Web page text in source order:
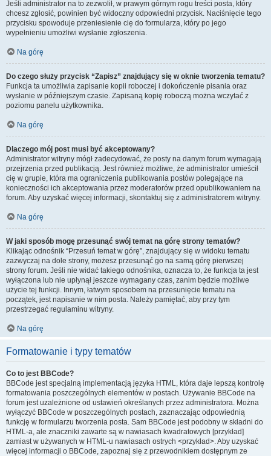
Jeśli administrator na to zezwolił, w prawym górnym rogu treści posta, który
chcesz zgłosić, powinien być widoczny odpowiedni przycisk. Naciśnięcie tego
przycisku spowoduje przeniesienie cię do formularza, który po jego
wypełnieniu umożliwi wysłanie zgłoszenia.
Na górę
Do czego służy przycisk “Zapisz” znajdujący się w oknie tworzenia tematu?
Funkcja ta umożliwia zapisanie kopii roboczej i dokończenie pisania oraz
wysłanie w późniejszym czasie. Zapisaną kopię roboczą można wczytać z
poziomu panelu użytkownika.
Na górę
Dlaczego mój post musi być akceptowany?
Administrator witryny mógł zadecydować, że posty na danym forum wymagają
przejrzenia przed publikacją. Jest również możliwe, że administrator umieścił
cię w grupie, która ma ograniczenia publikowania postów polegające na
konieczności ich akceptowania przez moderatorów przed opublikowaniem na
forum. Aby uzyskać więcej informacji, skontaktuj się z administratorem witryny.
Na górę
W jaki sposób mogę przesunąć swój temat na górę strony tematów?
Klikając odnośnik “Przesuń temat w górę”, znajdujący się w widoku tematu
zazwyczaj na dole strony, możesz przesunąć go na samą górę pierwszej
strony forum. Jeśli nie widać takiego odnośnika, oznacza to, że funkcja ta jest
wyłączona lub nie upłynął jeszcze wymagany czas, zanim będzie możliwe
użycie tej funkcji. Innym, łatwym sposobem na przesunięcie tematu na
początek, jest napisanie w nim posta. Należy pamiętać, aby przy tym
przestrzegać regulaminu witryny.
Na górę
Formatowanie i typy tematów
Co to jest BBCode?
BBCode jest specjalną implementacją języka HTML, która daje lepszą kontrolę
formatowania poszczególnych elementów w postach. Używanie BBCode na
forum jest uzależnione od ustawień określanych przez administratora. Można
wyłączyć BBCode w poszczególnych postach, zaznaczając odpowiednią
funkcję w formularzu tworzenia posta. Sam BBCode jest podobny w składni do
HTML-a, ale znaczniki zawarte są w nawiasach kwadratowych [przykład]
zamiast w używanych w HTML-u nawiasach ostrych <przykład>. Aby uzyskać
więcej informacji o BBCode, zapoznaj się z przewodnikiem dostępnym ze